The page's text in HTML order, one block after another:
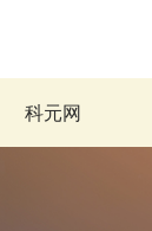
科元网